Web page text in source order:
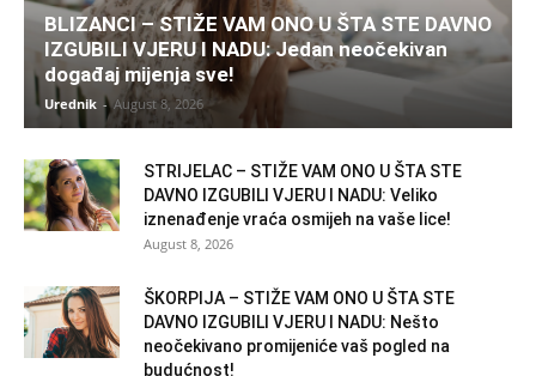
BLIZANCI – STIŽE VAM ONO U ŠTA STE DAVNO
IZGUBILI VJERU I NADU: Jedan neočekivan
događaj mijenja sve!
Urednik - August 8, 2026
STRIJELAC – STIŽE VAM ONO U ŠTA STE
DAVNO IZGUBILI VJERU I NADU: Veliko
iznenađenje vraća osmijeh na vaše lice!
August 8, 2026
ŠKORPIJA – STIŽE VAM ONO U ŠTA STE
DAVNO IZGUBILI VJERU I NADU: Nešto
neočekivano promijeniće vaš pogled na
budućnost!